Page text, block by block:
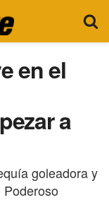
en el
a
goleadora y